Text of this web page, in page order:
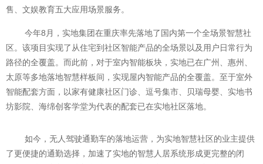
售、文娱教育五大应用场景服务。
今年8月，实地集团在重庆率先落地了国内第一个全场景智慧社
区。该项目实现了从住宅到社区智能产品的全场景以及用户日常行为
路径的全覆盖。而此前，对于室内智能板块，实地已在广州、惠州、
太原等多地落地智慧样板间，实现屋内智能产品的全覆盖。至于室外
智能配套方面，以家有健康社区门诊、逗号集市、贝瑞母婴、实地书
坊影院、海绵创客学堂为代表的配套已在实地社区落地。
如今，无人驾驶通勤车的落地运营，为实地智慧社区的业主提供
了更便捷的通勤选择，加速了实地的智慧人居系统形成更完整的闭